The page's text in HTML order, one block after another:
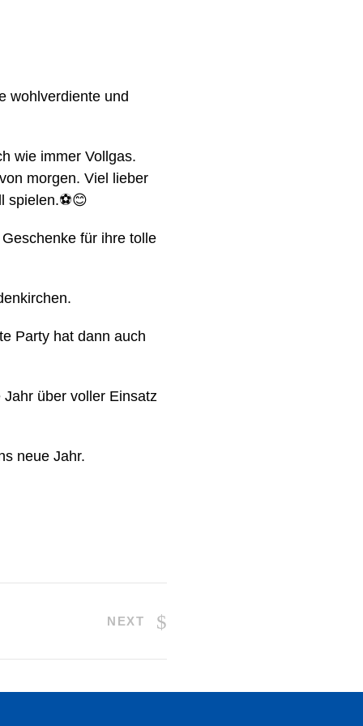
wohlverdiente und
wie immer Vollgas.
morgen. Viel lieber
spielen.⚽️😊
für ihre tolle
Party hat dann auch
über voller Einsatz
neue Jahr.
NEXT